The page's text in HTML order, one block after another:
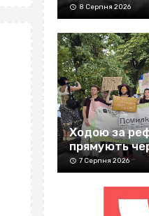
8 Серпня 2026
Ходою за
прямують
7 Серпня 2026